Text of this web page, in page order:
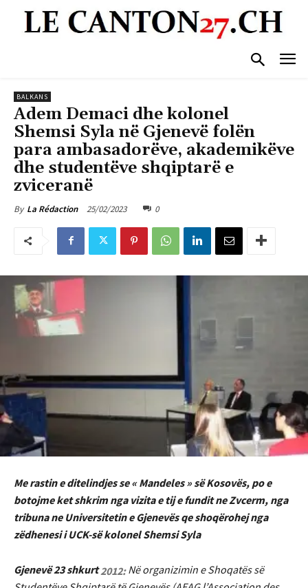
BALKANS
Adem Demaci dhe kolonel
Shemsi Syla në Gjenevë folën
para ambasadorëve, akademikëve
dhe studentëve shqiptarë e
zviceranë
By La Rédaction 25/02/2023 0
Me rastin e ditelindjes se « Mandeles » së Kosovës, po e
botojme ket shkrim nga vizita e tij e fundit ne Zvcerm, nga
tribuna ne Universitetin e Gjenevës qe shoqërohej nga
zëdhenesi i UCK-së kolonel Shemsi Syla
Gjenevë 23 shkurt2012: Në organizimin e Shoqatës së